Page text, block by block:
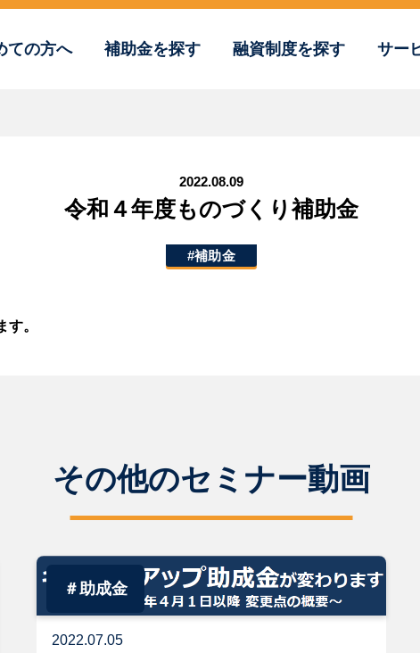
ての方へ 補助金を探す 融資制度を探す
サー
2022.08.09
令和４年度ものづくり補助金
#補助金
。
その他のセミナー動画
＃助成金
2022.07.05